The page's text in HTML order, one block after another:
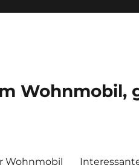
Wohnmobil,
Wohnmobil